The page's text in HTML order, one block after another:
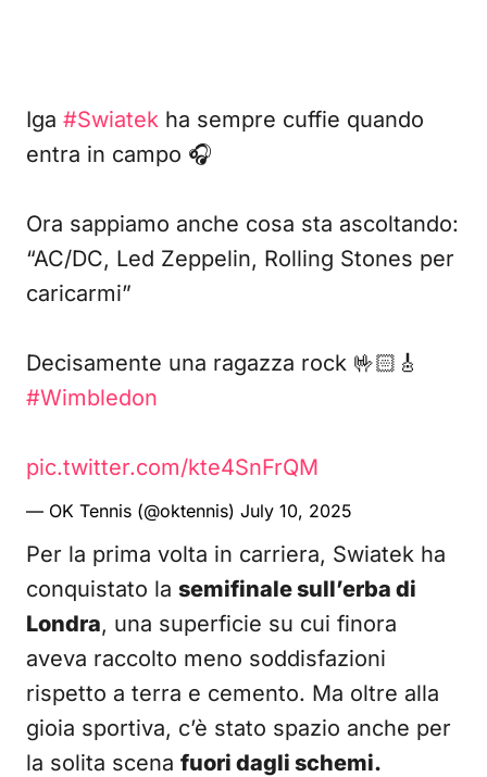
Iga #Swiatek ha sempre cuffie quando
entra in campo 🎧
Ora sappiamo anche cosa sta ascoltando:
“AC/DC, Led Zeppelin, Rolling Stones per
caricarmi”
Decisamente una ragazza rock 🤟🏻🎸
#Wimbledon
pic.twitter.com/kte4SnFrQM
— OK Tennis (@oktennis) July 10, 2025
Per la prima volta in carriera, Swiatek ha
conquistato la semifinale sull’erba di
Londra, una superficie su cui finora
aveva raccolto meno soddisfazioni
rispetto a terra e cemento. Ma oltre alla
gioia sportiva, c’è stato spazio anche per
la solita scena fuori dagli schemi.